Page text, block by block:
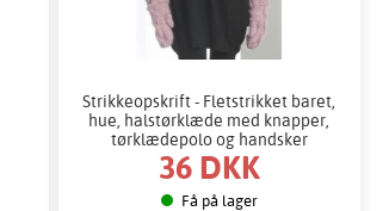
Strikkeopskrift - Fletstrikket baret,
hue, halstørklæde med knapper,
tørklædepolo og handsker
36 DKK
Få på lager